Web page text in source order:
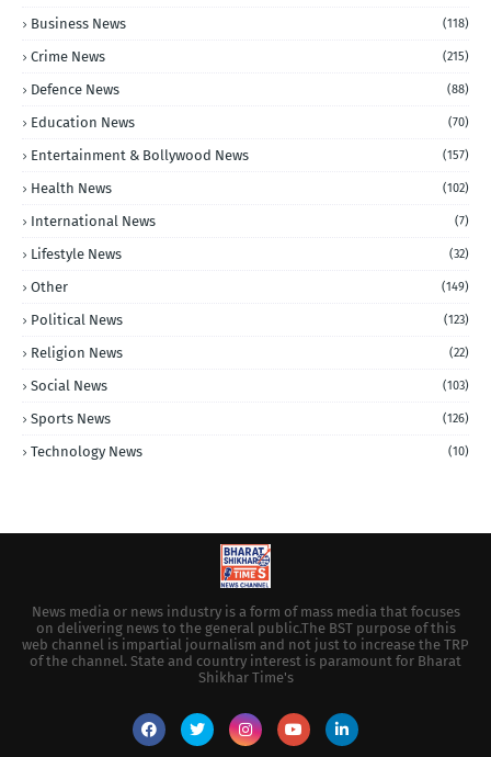
Business News (118)
Crime News (215)
Defence News (88)
Education News (70)
Entertainment & Bollywood News (157)
Health News (102)
International News (7)
Lifestyle News (32)
Other (149)
Political News (123)
Religion News (22)
Social News (103)
Sports News (126)
Technology News (10)
News media or news industry is a form of mass media that focuses
on delivering news to the general public.The BST purpose of this
web channel is impartial journalism and not just to increase the TRP
of the channel. State and country interest is paramount for Bharat
Shikhar Time's